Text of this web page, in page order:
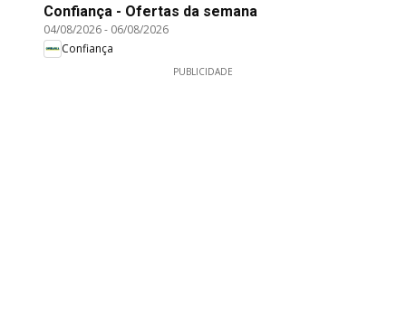
Confiança - Ofertas da semana
04/08/2026- 06/08/2026
Confiança
PUBLICIDADE